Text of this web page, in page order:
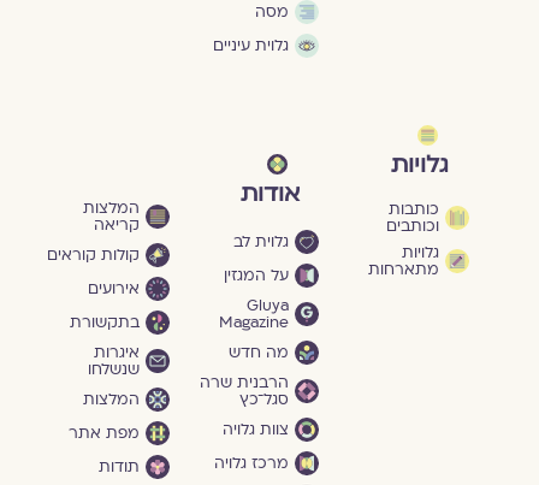
מסה
גלוית עיניים
גלויות
כותבות
וכותבים
גלויות
מתארחות
אודות
גלוית לב
על המגזין
Gluya
Magazine
מה חדש
הרבנית שרה
סגל־כץ
צוות גלויה
מרכז גלויה
המלצות
קריאה
קולות קוראים
אירועים
בתקשורת
איגרות
שנשלחו
המלצות
מפת אתר
תודות